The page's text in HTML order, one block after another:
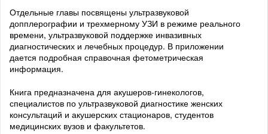
Отдельные главы посвящены ультразвуковой
допплерографии и трехмерному УЗИ в режиме реального
времени, ультразвуковой поддержке инвазивных
диагностических и лечебных процедур. В приложении
дается подробная справочная фетометрическая
информация.
Книга предназначена для акушеров-гинекологов,
специалистов по ультразвуковой диагностике женских
консультаций и акушерских стационаров, студентов
медицинских вузов и факультетов.